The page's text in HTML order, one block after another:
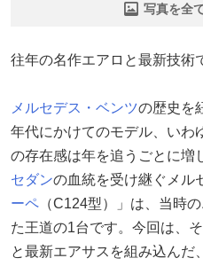
写真を全
往年の名作エアロと最新技術
メルセデス・ベンツの歴史を
年代にかけてのモデル、いわ
の存在感は年を追うごとに増
セダンの血統を受け継ぐメル
ーペ （C124型）」は、当時
た王道の1台です。今回は、
と最新エアサスを組み込んだ